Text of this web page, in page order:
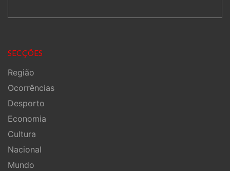
SECÇÕES
Região
Ocorrências
Desporto
Economia
Cultura
Nacional
Mundo